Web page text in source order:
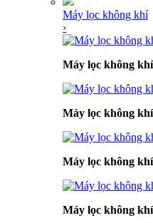
Máy lọc không khí
›
Máy lọc không
Máy lọc không
Máy lọc không
Máy lọc không